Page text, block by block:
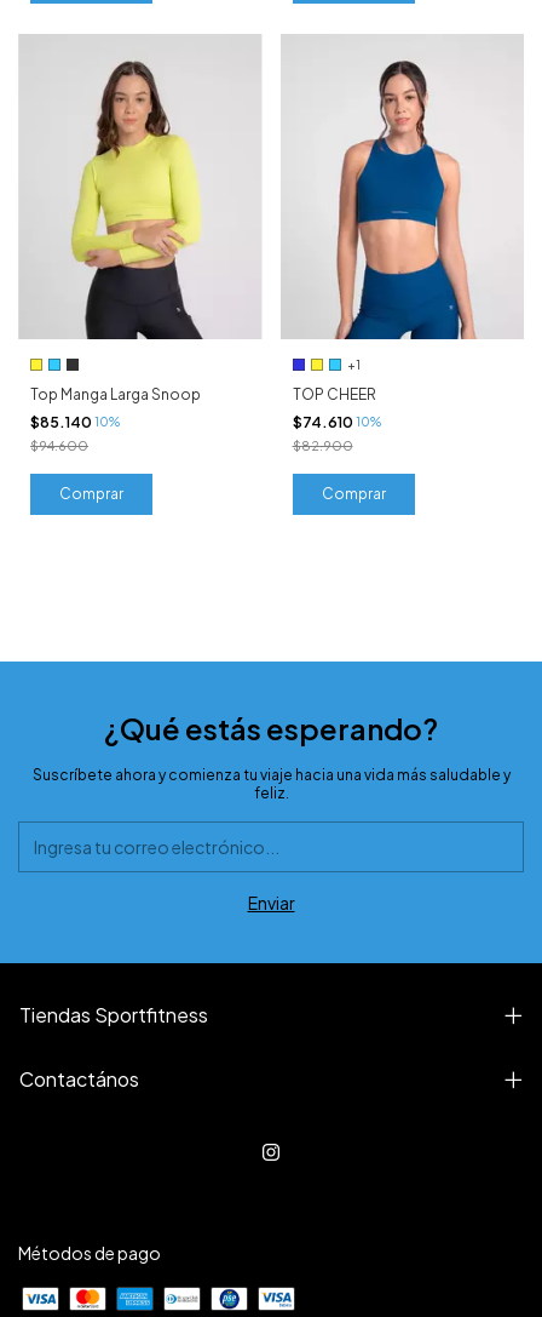
Top Manga Larga Snoop
$85.140 10%
$94.600
Comprar
+1
TOP CHEER
$74.610 10%
$82.900
Comprar
¿Qué estás esperando?
Suscríbete ahora y comienza tu viaje hacia una vida más saludable y
feliz.
Tiendas Sportfitness
Contactános
Métodos de pago